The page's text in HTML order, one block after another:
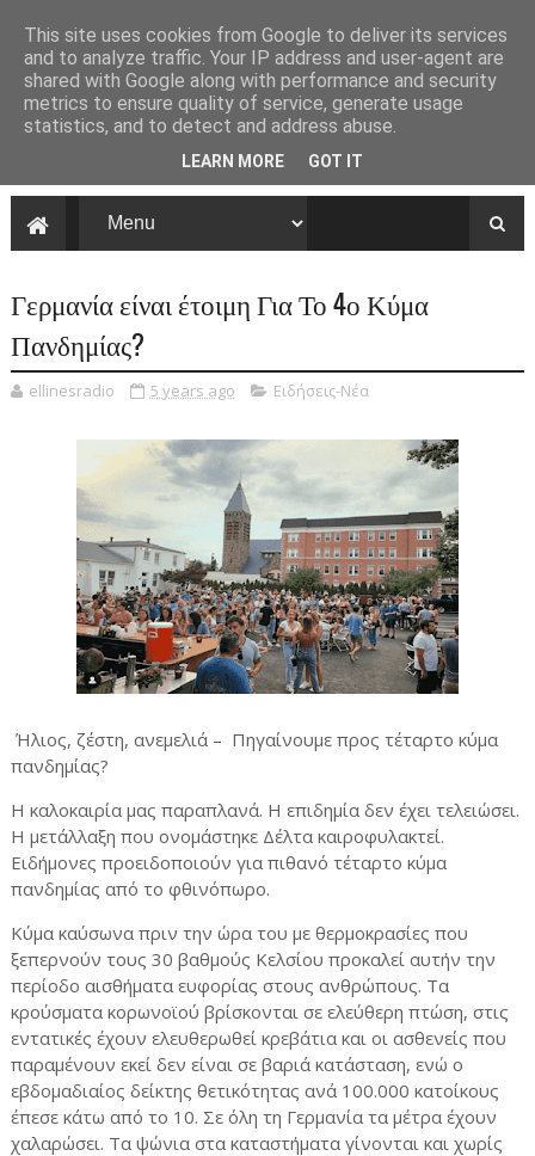
Γερμανία είναι έτοιμη Για Το 4ο Κύμα
Πανδημίας?
ellinesradio 5 years ago Ειδήσεις-Νέα
Ήλιος, ζέστη, ανεμελιά – Πηγαίνουμε προς τέταρτο κύμα
πανδημίας?
Η καλοκαιρία μας παραπλανά. Η επιδημία δεν έχει τελειώσει.
Η μετάλλαξη που ονομάστηκε Δέλτα καιροφυλακτεί.
Ειδήμονες προειδοποιούν για πιθανό τέταρτο κύμα
πανδημίας από το φθινόπωρο.
Κύμα καύσωνα πριν την ώρα του με θερμοκρασίες που
ξεπερνούν τους 30 βαθμούς Κελσίου προκαλεί αυτήν την
περίοδο αισθήματα ευφορίας στους ανθρώπους. Τα
κρούσματα κορωνοϊού βρίσκονται σε ελεύθερη πτώση, στις
εντατικές έχουν ελευθερωθεί κρεβάτια και οι ασθενείς που
παραμένουν εκεί δεν είναι σε βαριά κατάσταση, ενώ ο
εβδομαδιαίος δείκτης θετικότητας ανά 100.000 κατοίκους
έπεσε κάτω από το 10. Σε όλη τη Γερμανία τα μέτρα έχουν
χαλαρώσει. Τα ψώνια στα καταστήματα γίνονται και χωρίς
This site uses cookies from Google to deliver its services
and to analyze traffic. Your IP address and user-agent are
shared with Google along with performance and security
metrics to ensure quality of service, generate usage
statistics, and to detect and address abuse.
LEARN MORE GOT IT